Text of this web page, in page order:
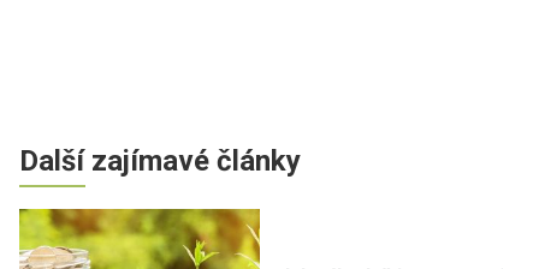
Další zajímavé články